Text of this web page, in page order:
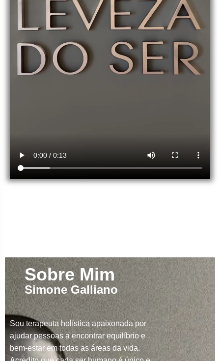
Sobre Mim
Simone Galliano
Sou terapeuta holística apaixonada por
ajudar pessoas a encontrar equilíbrio e
bem-estar em todas as áreas da vida.